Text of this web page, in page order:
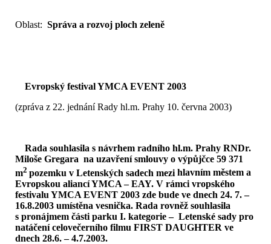
Oblast: Správa a rozvoj ploch zeleně
Evropský festival YMCA EVENT 2003
(zpráva z 22. jednání Rady hl.m. Prahy 10. června 2003)
Rada souhlasila s návrhem radního hl.m. Prahy RNDr.
Miloše Gregara na uzavření smlouvy o výpůjčce 59 371
m2 pozemku v Letenských sadech mezi hlavním městem a
Evropskou aliancí YMCA – EAY. V rámci vropského
festivalu YMCA EVENT 2003 zde bude ve dnech 24. 7. –
16.8.2003 umístěna vesnička. Rada rovněž souhlasila
s pronájmem části parku I. kategorie – Letenské sady pro
natáčení celovečerního filmu FIRST DAUGHTER ve
dnech 28.6. – 4.7.2003.